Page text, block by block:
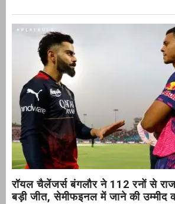
रॉयल चैलेंजर्स बंगलौर ने 112 रनों से
बड़ी जीत, सेमीफइनल में जाने की उम्मीद